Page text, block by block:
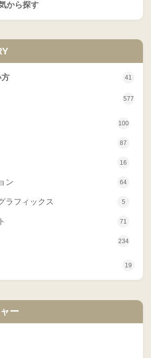
から探す
方 41
577
100
87
16
ン 64
ラフィックス 5
71
234
19
ー